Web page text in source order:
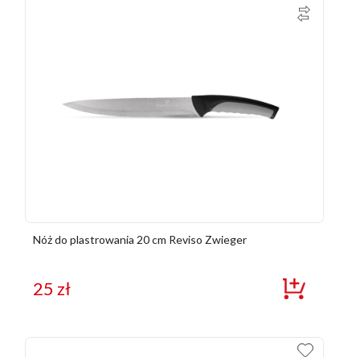
Nóż do plastrowania 20 cm Reviso Zwieger
25 zł